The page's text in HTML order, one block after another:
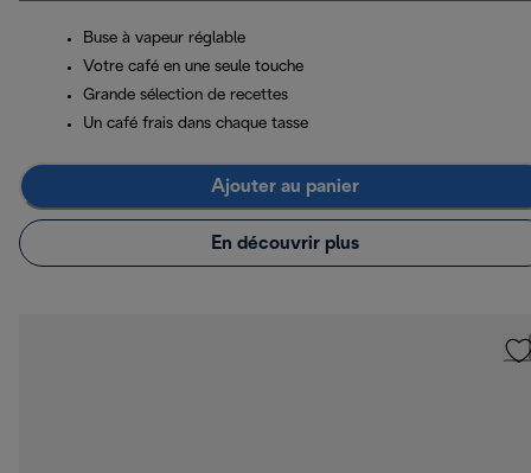
Buse à vapeur réglable
Votre café en une seule touche
Grande sélection de recettes
Un café frais dans chaque tasse
Ajouter au panier
En découvrir plus